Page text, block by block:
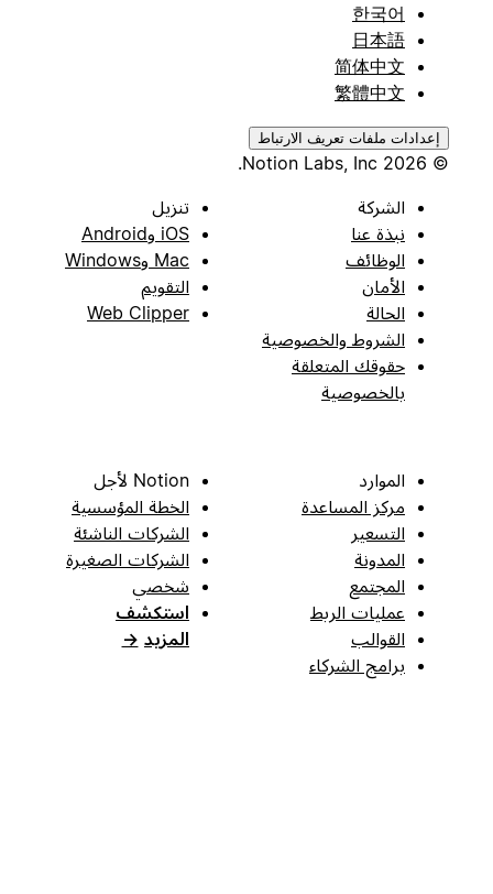
한국어
日本語
简体中文
繁體中文
إعدادات ملفات تعريف الارتباط
الشركة
نبذة عنا
الوظائف
الأمان
الحالة
الشروط والخصوصية
حقوقك المتعلقة
بالخصوصية
تنزيل
iOS وAndroid
Mac وWindows
التقويم
Web Clipper
الموارد
مركز المساعدة
التسعير
المدونة
المجتمع
عمليات الربط
القوالب
برامج الشركاء
Notion لأجل
الخطة المؤسسية
الشركات الناشئة
الشركات الصغيرة
شخصي
استكشف
المزيد →